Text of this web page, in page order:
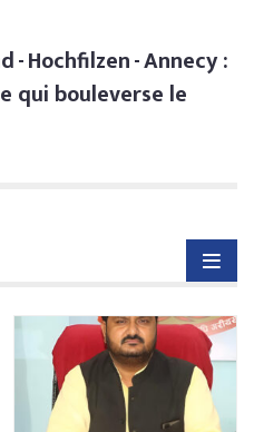
- Hochfilzen - Annecy :
qui bouleverse le